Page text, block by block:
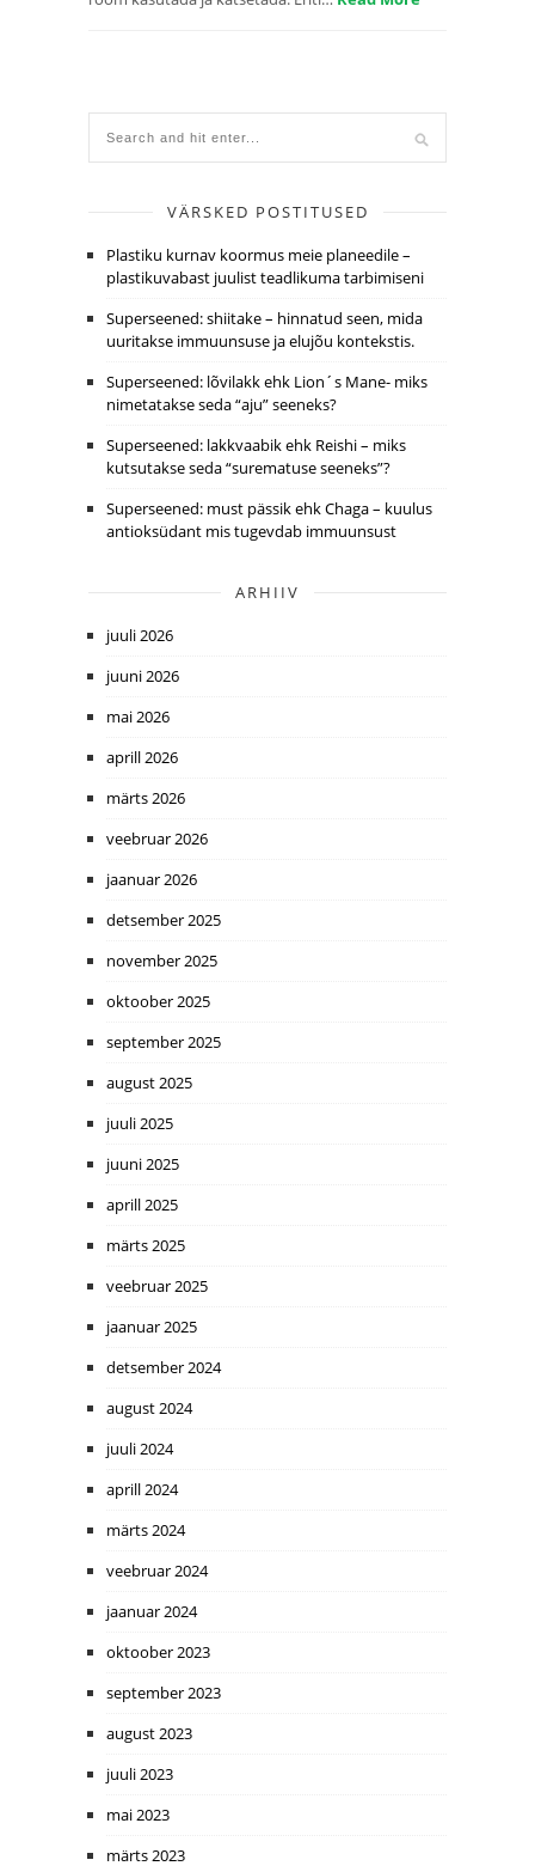
VÄRSKED POSTITUSED
Plastiku kurnav koormus meie planeedile –
plastikuvabast juulist teadlikuma tarbimiseni
Superseened: shiitake – hinnatud seen, mida
uuritakse immuunsuse ja elujõu kontekstis.
Superseened: lõvilakk ehk Lion´s Mane- miks
nimetatakse seda “aju” seeneks?
Superseened: lakkvaabik ehk Reishi – miks
kutsutakse seda “surematuse seeneks”?
Superseened: must pässik ehk Chaga – kuulus
antioksüdant mis tugevdab immuunsust
ARHIIV
juuli 2026
juuni 2026
mai 2026
aprill 2026
märts 2026
veebruar 2026
jaanuar 2026
detsember 2025
november 2025
oktoober 2025
september 2025
august 2025
juuli 2025
juuni 2025
aprill 2025
märts 2025
veebruar 2025
jaanuar 2025
detsember 2024
august 2024
juuli 2024
aprill 2024
märts 2024
veebruar 2024
jaanuar 2024
oktoober 2023
september 2023
august 2023
juuli 2023
mai 2023
märts 2023